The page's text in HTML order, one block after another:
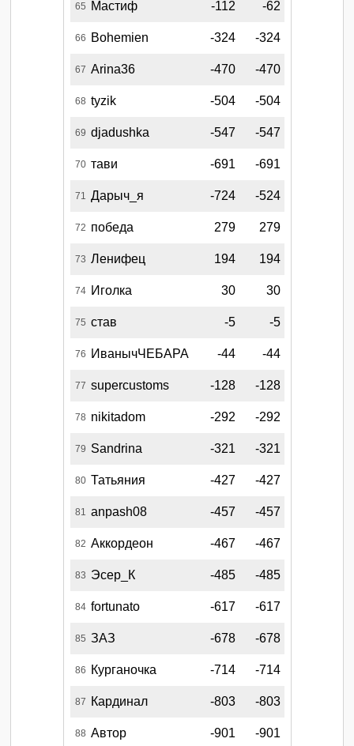
65 Мастиф -112 -62
66 Bohemien -324 -324
67 Arina36 -470 -470
68 tyzik -504 -504
69 djadushka -547 -547
70 тави -691 -691
71 Дарыч_я -724 -524
72 победа 279 279
73 Ленифец 194 194
74 Иголка 30 30
75 став -5 -5
76 ИванычЧЕБАРА -44 -44
77 supercustoms -128 -128
78 nikitadom -292 -292
79 Sandrina -321 -321
80 Татьяния -427 -427
81 anpash08 -457 -457
82 Аккордеон -467 -467
83 Эсер_К -485 -485
84 fortunato -617 -617
85 ЗАЗ -678 -678
86 Курганочка -714 -714
87 Кардинал -803 -803
88 Автор -901 -901